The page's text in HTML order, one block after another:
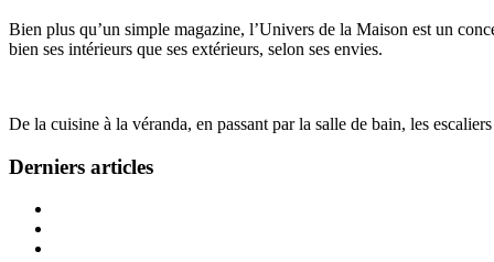
Bien plus qu’un simple magazine, l’Univers de la Maison est un
bien ses intérieurs que ses extérieurs, selon ses envies.
De la cuisine à la véranda, en passant par la salle de bain, les
Derniers articles